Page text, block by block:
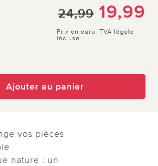
24,99 19,99
Prix en euro, TVA légale
incluse
Ajouter au panier
vos pièces
nature : un